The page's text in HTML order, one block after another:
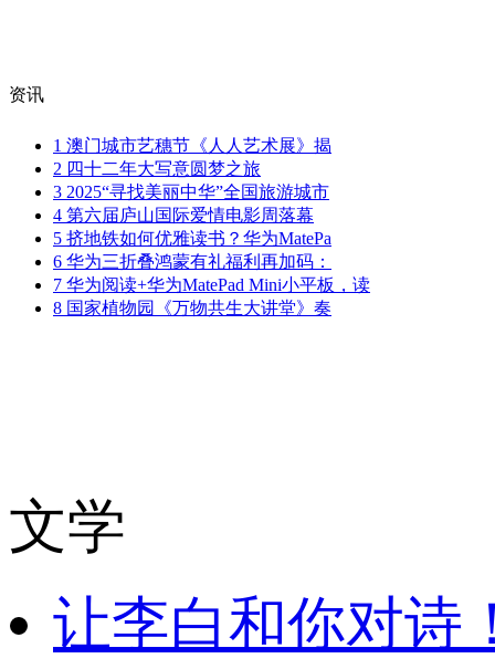
资讯
1 澳门城市艺穗节《人人艺术展》揭
2 四十二年大写意圆梦之旅
3 2025“寻找美丽中华”全国旅游城市
4 第六届庐山国际爱情电影周落幕
5 挤地铁如何优雅读书？华为MatePa
6 华为三折叠鸿蒙有礼福利再加码：
7 华为阅读+华为MatePad Mini小平板，读
8 国家植物园《万物共生大讲堂》奏
文学
让李白和你对诗